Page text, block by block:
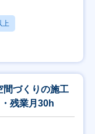
上
間づくりの施工
残業月30h